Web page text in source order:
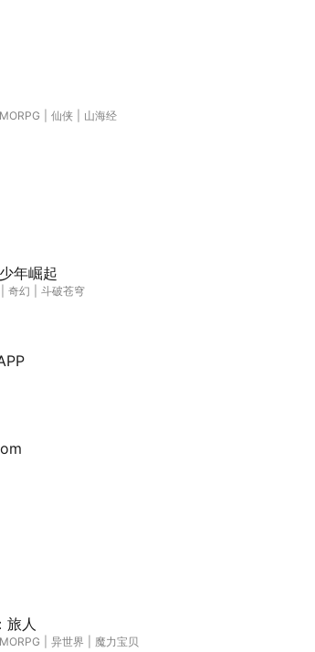
仙侠
山海经
年崛起
奇幻
斗破苍穹
旅人
异世界
魔力宝贝